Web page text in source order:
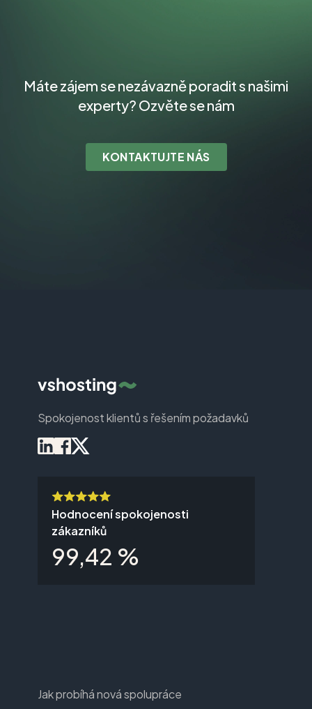
Máte zájem se nezávazně poradit s našimi
experty? Ozvěte se nám
KONTAKTUJTE NÁS
Spokojenost klientů s řešením požadavků
Hodnocení spokojenosti
zákazníků
99,42 %
Jak probíhá nová spolupráce